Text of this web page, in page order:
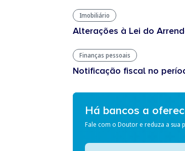
Imobiliário
Alterações à Lei do
Finanças pessoais
Notificação fiscal no
Há bancos a
Fale com o Doutor e reduza a sua